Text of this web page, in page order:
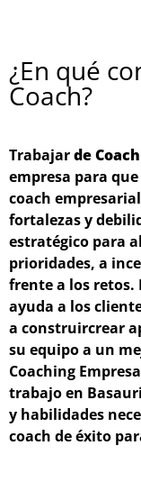
¿En qué
Coach?
Trabajarde
empresa para
coach
fortalezas y
estratégico para
prioridades, a
frente a los retos.
ayuda a los
a construircrear
su equipo a un
Coaching
trabajo en
y habilidades
coach de éxito